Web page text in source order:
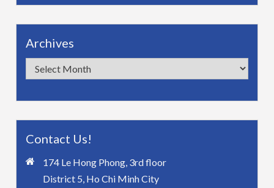
Archives
Archives
Contact Us!
174 Le Hong Phong, 3rd floor
District 5, Ho Chi Minh City